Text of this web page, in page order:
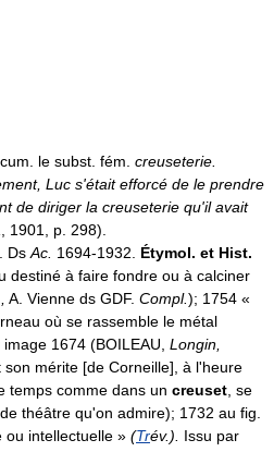
le subst. fém. creuseterie.
Luc s'était efforcé de le prendre
de diriger la creuseterie qu'il avait
1901, p. 298).
Ds Ac. 1694-1932. Étymol. et Hist.
destiné à faire fondre ou à calciner
A. Vienne ds GDF. Compl.); 1754 «
où se rassemble le métal
1674 (BOILEAU, Longin,
son mérite [de Corneille], à l'heure
temps comme dans un creuset , se
théâtre qu'on admire); 1732 au fig.
ou intellectuelle » (Trév.).
Issu par